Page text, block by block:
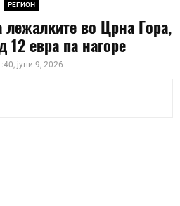
РЕГИОН
лежалките во Црна Гора,
12 евра па нагоре
јуни 9, 2026